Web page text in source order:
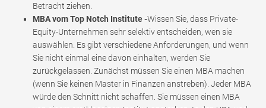
Betracht ziehen.
MBA vom Top Notch Institute -Wissen Sie, dass Private-
Equity-Unternehmen sehr selektiv entscheiden, wen sie
auswählen. Es gibt verschiedene Anforderungen, und wenn
Sie nicht einmal eine davon einhalten, werden Sie
zurückgelassen. Zunächst müssen Sie einen MBA machen
(wenn Sie keinen Master in Finanzen anstreben). Jeder MBA
würde den Schnitt nicht schaffen. Sie müssen einen MBA